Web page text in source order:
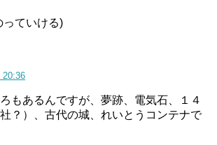
っていける)
20:36
もあるんですが、夢跡、電気石、１４
？）、古代の城、れいとうコンテナで